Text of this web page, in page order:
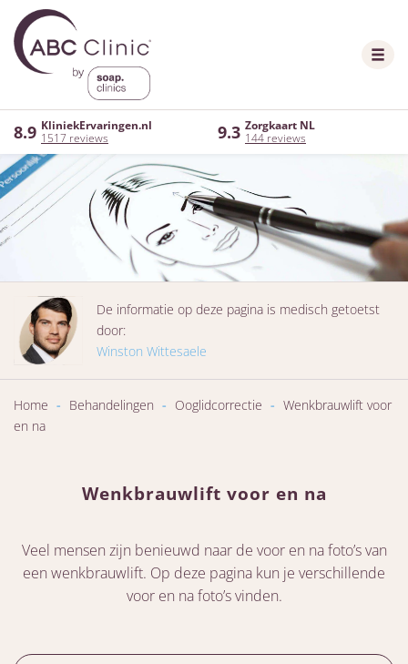
8.9 KliniekErvaringen.nl
1517 reviews
9.3 Zorgkaart NL
144 reviews
De informatie op deze pagina is medisch getoetst
door:
Winston Wittesaele
Home - Behandelingen - Ooglidcorrectie - Wenkbrauwlift voor
en na
Wenkbrauwlift voor en na
Veel mensen zijn benieuwd naar de voor en na foto’s van
een wenkbrauwlift. Op deze pagina kun je verschillende
voor en na foto’s vinden.